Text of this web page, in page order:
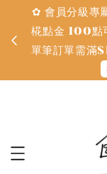
✿ 會員分級專
椛點金 100點
單筆訂單需滿